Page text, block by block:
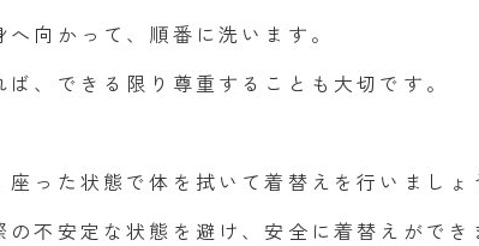
向かって、順番に洗います。
、できる限り尊重することも大切です。
った状態で体を拭いて着替えを行いましょ
不安定な状態を避け、安全に着替えができ